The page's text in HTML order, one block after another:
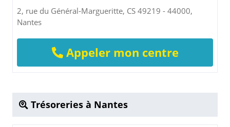
2, rue du Général-Margueritte, CS 49219 - 44000,
Nantes
Appeler mon centre
Trésoreries à Nantes